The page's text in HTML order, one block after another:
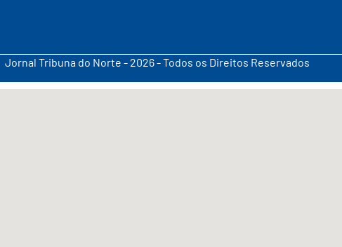
Jornal Tribuna do Norte - 2026 - Todos os Direitos Reservados